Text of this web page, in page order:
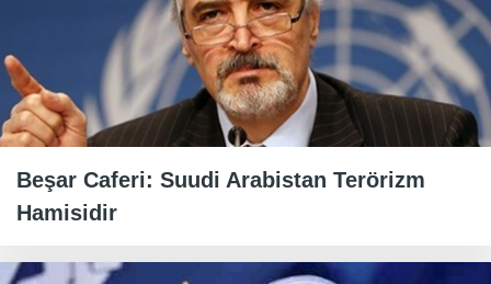
Beşar Caferi: Suudi Arabistan Terörizm
Hamisidir